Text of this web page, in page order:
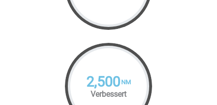
2,500 NM
Verbessert